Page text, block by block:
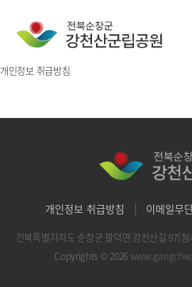
개인정보 취급방침
개인정보 취급방침 | 이메일무
전북특별자치도 순창군 팔덕면 강천산길 97(청
Copyrights © 2026